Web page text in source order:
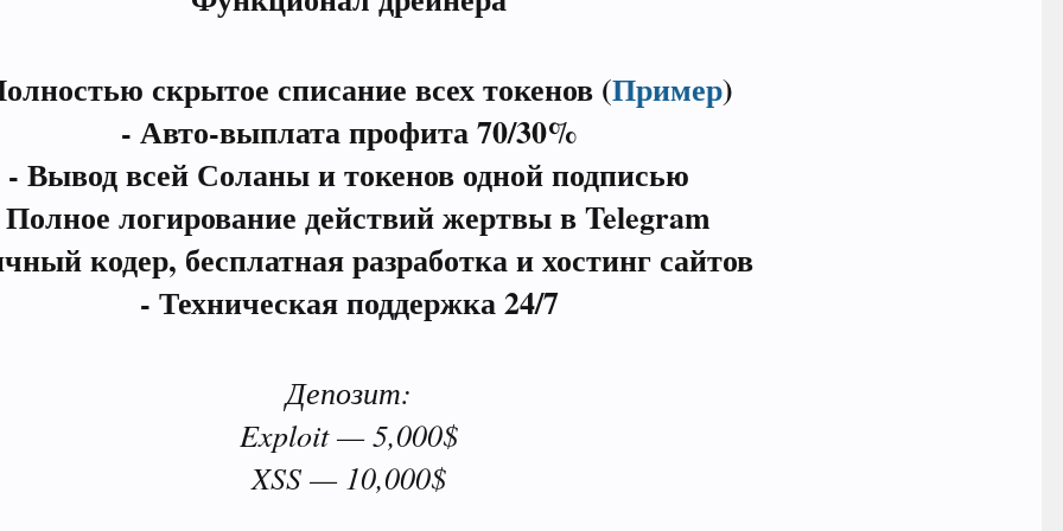
скрытое списание всех токенов (Пример)
- Авто-выплата профита 70/30%
- Вывод всей Соланы и токенов одной подписью
логирование действий жертвы в Telegram
кодер, бесплатная разработка и хостинг сайтов
- Техническая поддержка 24/7
Депозит:
Exploit — 5,000$
XSS — 10,000$